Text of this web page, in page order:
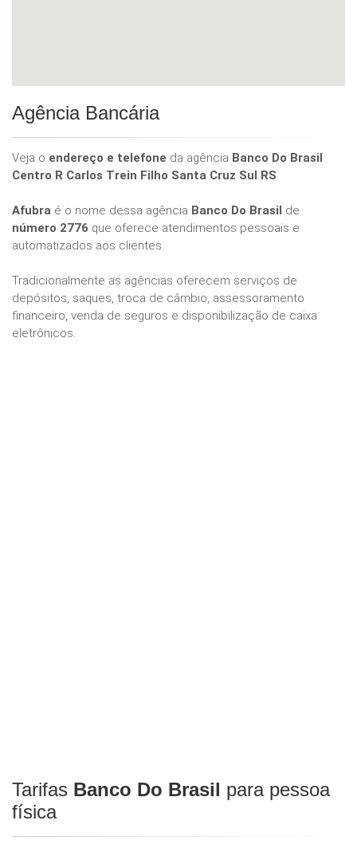
Agência Bancária
Veja o endereço e telefone da agência Banco Do Brasil
Centro R Carlos Trein Filho Santa Cruz Sul RS.
Afubra é o nome dessa agência Banco Do Brasil de
número 2776 que oferece atendimentos pessoais e
automatizados aos clientes.
Tradicionalmente as agências oferecem serviços de
depósitos, saques, troca de câmbio, assessoramento
financeiro, venda de seguros e disponibilização de caixa
eletrônicos.
Tarifas Banco Do Brasil para pessoa
física